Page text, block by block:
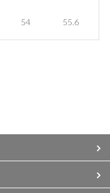
54 55.6